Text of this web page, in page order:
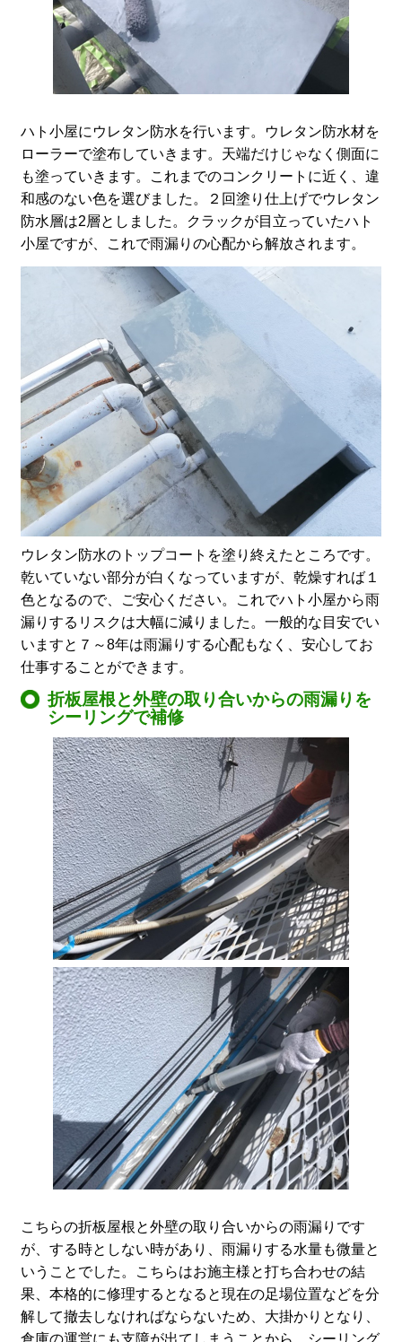
ハト小屋にウレタン防水を行います。ウレタン防水材を
ローラーで塗布していきます。天端だけじゃなく側面に
も塗っていきます。これまでのコンクリートに近く、違
和感のない色を選びました。２回塗り仕上げでウレタン
防水層は2層としました。クラックが目立っていたハト
小屋ですが、これで雨漏りの心配から解放されます。
ウレタン防水のトップコートを塗り終えたところです。
乾いていない部分が白くなっていますが、乾燥すれば１
色となるので、ご安心ください。これでハト小屋から雨
漏りするリスクは大幅に減りました。一般的な目安でい
いますと７～8年は雨漏りする心配もなく、安心してお
仕事することができます。
折板屋根と外壁の取り合いからの雨漏りを
シーリングで補修
こちらの折板屋根と外壁の取り合いからの雨漏りです
が、する時としない時があり、雨漏りする水量も微量と
いうことでした。こちらはお施主様と打ち合わせの結
果、本格的に修理するとなると現在の足場位置などを分
解して撤去しなければならないため、大掛かりとなり、